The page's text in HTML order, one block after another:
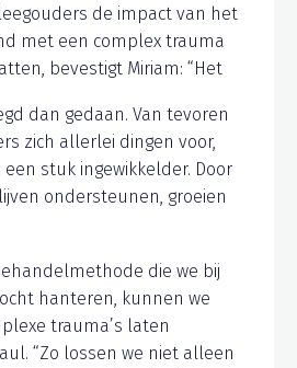
de impact van het
met een complex trauma
bevestigt Miriam: “Het
dan gedaan. Van tevoren
zich allerlei dingen voor,
stuk ingewikkelder. Door
ondersteunen, groeien
die we bij
hanteren, kunnen we
trauma’s laten
“Zo lossen we niet alleen